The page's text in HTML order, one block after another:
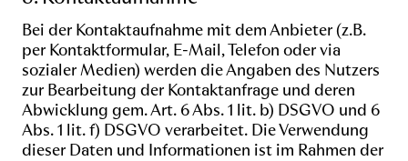
Bei der Kontaktaufnahme mit dem Anbieter (z.B.
per Kontaktformular, E-Mail, Telefon oder via
sozialer Medien) werden die Angaben des Nutzers
zur Bearbeitung der Kontaktanfrage und deren
Abwicklung gem. Art. 6 Abs. 1 lit. b) DSGVO und 6
Abs. 1 lit. f) DSGVO verarbeitet. Die Verwendung
dieser Daten und Informationen ist im Rahmen der